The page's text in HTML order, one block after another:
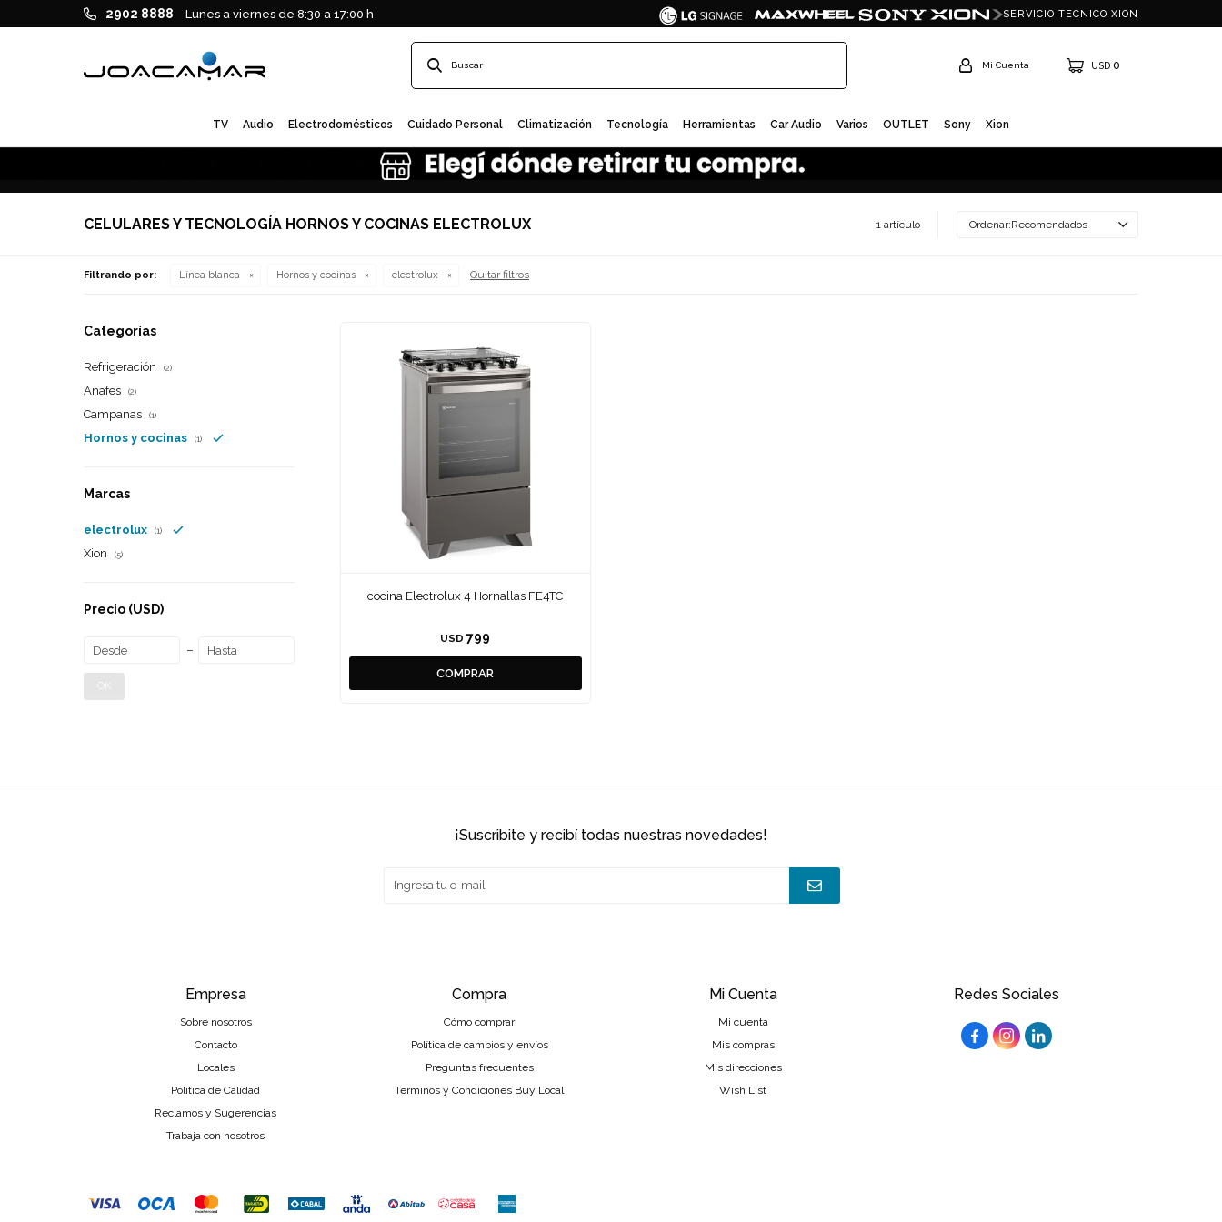
TV Audio Electrodomésticos Cuidado Personal Climatización Tecnología Herramientas Car Audio Varios OUTLET Sony Xion
USD 0
2902 8888 Lunes a viernes de 8:30 a 17:00 h SERVICIO TECNICO XION
CELULARES Y TECNOLOGÍA HORNOS Y COCINAS ELECTROLUX 1 artículo Recomendados
Filtrando por: Línea blanca Hornos y cocinas electrolux Quitar filtros
cocina Electrolux 4 Hornallas FE4TC
USD 799
Categorías
Refrigeración (2)
Anafes (2)
Campanas (1)
Hornos y cocinas (1)
Marcas
electrolux (1)
Xion (5)
Precio (USD)
Redes Sociales
  
Empresa
Sobre nosotros
Contacto
Locales
Política de Calidad
Reclamos y Sugerencias
Trabaja con nosotros
Compra
Cómo comprar
Política de cambios y envíos
Preguntas frecuentes
Terminos y Condiciones Buy Local
Mi Cuenta
Mi cuenta
Mis compras
Mis direcciones
Wish List
¡suscribite y recibí todas nuestras novedades!